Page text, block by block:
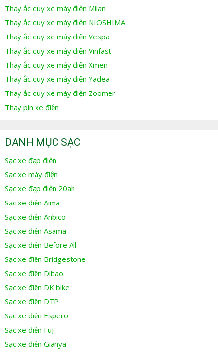
Thay ắc quy xe máy điện Milan
Thay ắc quy xe máy điện NIOSHIMA
Thay ắc quy xe máy điện Vespa
Thay ắc quy xe máy điện Vinfast
Thay ắc quy xe máy điện Xmen
Thay ắc quy xe máy điện Yadea
Thay ắc quy xe máy điện Zoomer
Thay pin xe điện
DANH MỤC SẠC
Sạc xe đạp điện
Sạc xe máy điện
Sạc xe đạp điện 20ah
Sạc xe điện Aima
Sạc xe điện Anbico
Sạc xe điện Asama
Sạc xe điện Before All
Sạc xe điện Bridgestone
Sạc xe điện Dibao
Sạc xe điện DK bike
Sạc xe điện DTP
Sạc xe điện Espero
Sạc xe điện Fuji
Sạc xe điện Gianya